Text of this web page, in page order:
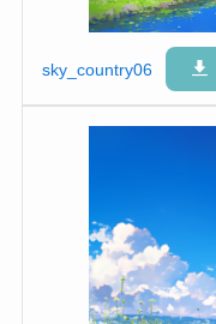
sky_country06